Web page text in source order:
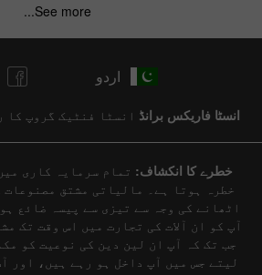
See more...
اردو
انسٹا فاریکس برانڈ انسٹا فنٹیک گروپ کا
خطرے کا انکشاف: تمام سرمایہ کاری
خطرہ ہوتا ہے۔ مالیاتی مشتق مصنوعات
اٹھانے کی وجہ سے تیزی سے پیسہ ضائع
آپ کو ان آلات کی تجارت میں اس وقت تک
جب تک کہ آپ ان لین دین کی نوعیت کو
لیتے جس میں آپ داخل ہو رہے ہیں، اور